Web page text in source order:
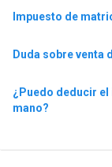
Impuesto de
Duda sobre venta
¿Puedo deducir
mano?